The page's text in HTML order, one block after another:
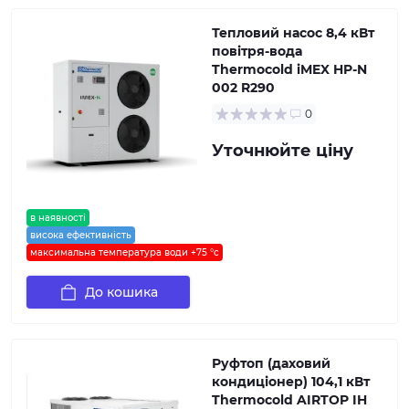
в наявності
висока ефективність
максимальна температура води +75 °c
Тепловий насос 8,4 кВт
повітря-вода
Thermocold iMEX HP-N
002 R290
0
Уточнюйте ціну
До кошика
Руфтоп (даховий
кондиціонер) 104,1 кВт
Thermocold AIRTOP IH